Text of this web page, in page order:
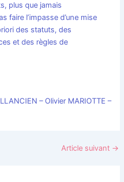
plus que jamais
faire l’impasse d’une mise
des statuts, des
et des règles de
– Olivier MARIOTTE –
Article suivant →